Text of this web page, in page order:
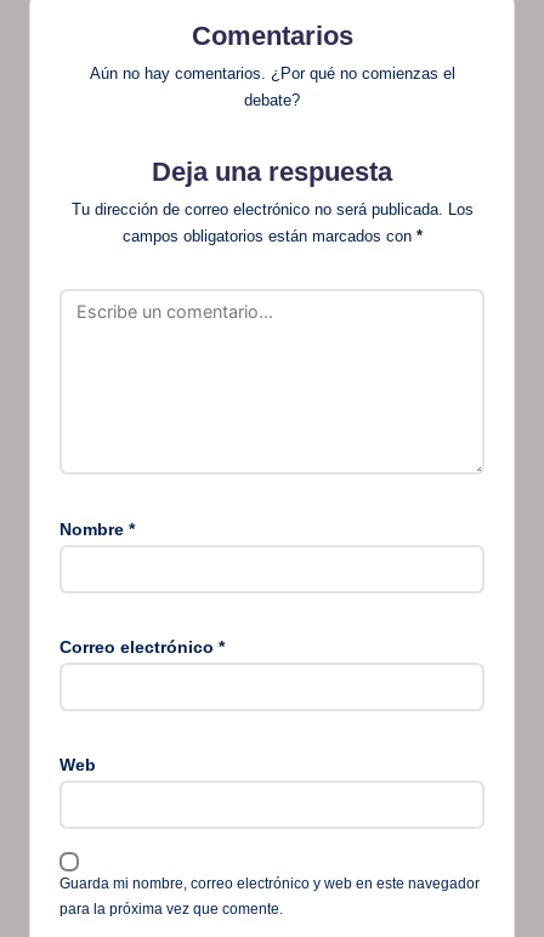
Comentarios
Aún no hay comentarios. ¿Por qué no comienzas el
debate?
Deja una respuesta
Tu dirección de correo electrónico no será publicada. Los
campos obligatorios están marcados con *
Nombre *
Correo electrónico *
Web
Guarda mi nombre, correo electrónico y web en este navegador
para la próxima vez que comente.